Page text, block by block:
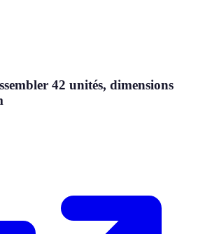
42 unités, dimensions